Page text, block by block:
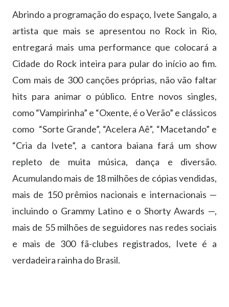
Abrindo a programação do espaço, Ivete Sangalo, a
artista que mais se apresentou no Rock in Rio,
entregará mais uma performance que colocará a
Cidade do Rock inteira para pular do início ao fim.
Com mais de 300 canções próprias, não vão faltar
hits para animar o público. Entre novos singles,
como “Vampirinha” e “Oxente, é o Verão” e clássicos
como “Sorte Grande”, “Acelera Aê”, “Macetando” e
“Cria da Ivete”, a cantora baiana fará um show
repleto de muita música, dança e diversão.
Acumulando mais de 18 milhões de cópias vendidas,
mais de 150 prêmios nacionais e internacionais —
incluindo o Grammy Latino e o Shorty Awards —,
mais de 55 milhões de seguidores nas redes sociais
e mais de 300 fã-clubes registrados, Ivete é a
verdadeira rainha do Brasil.